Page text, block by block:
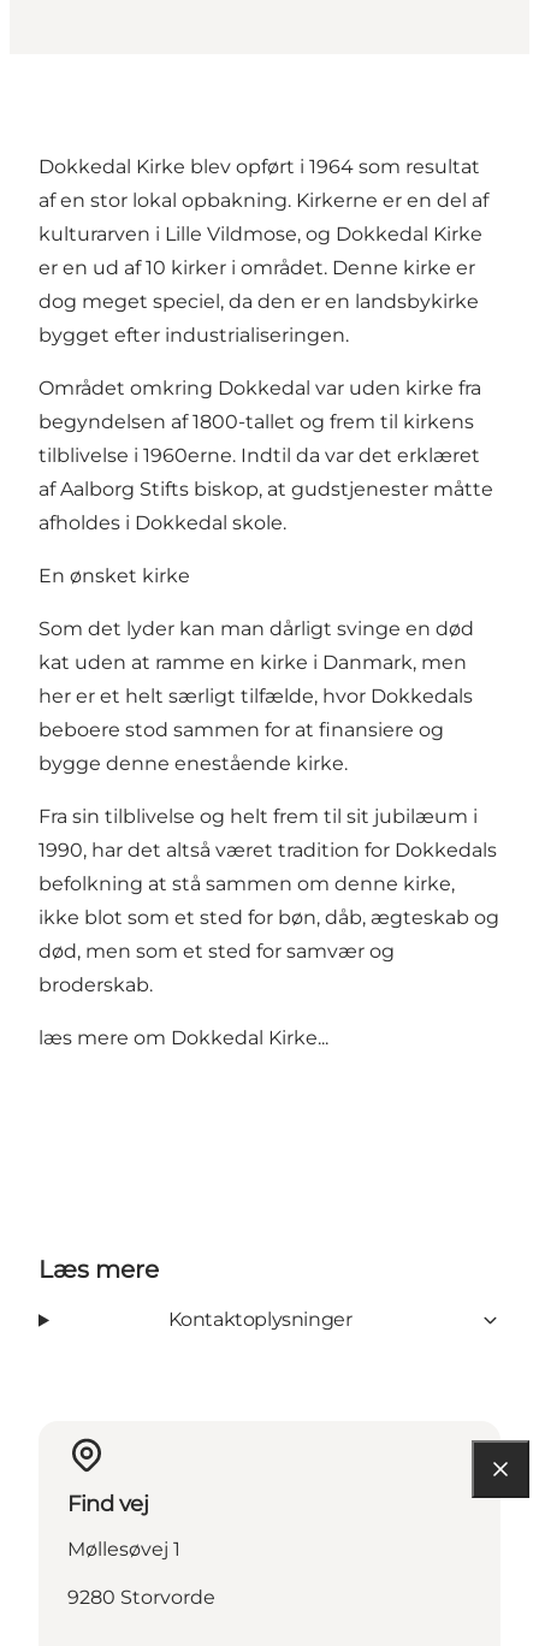
Dokkedal Kirke blev opført i 1964 som resultat
af en stor lokal opbakning. Kirkerne er en del af
kulturarven i Lille Vildmose, og Dokkedal Kirke
er en ud af 10 kirker i området. Denne kirke er
dog meget speciel, da den er en landsbykirke
bygget efter industrialiseringen.
Området omkring Dokkedal var uden kirke fra
begyndelsen af 1800-tallet og frem til kirkens
tilblivelse i 1960erne. Indtil da var det erklæret
af Aalborg Stifts biskop, at gudstjenester måtte
afholdes i Dokkedal skole.
En ønsket kirke
Som det lyder kan man dårligt svinge en død
kat uden at ramme en kirke i Danmark, men
her er et helt særligt tilfælde, hvor Dokkedals
beboere stod sammen for at finansiere og
bygge denne enestående kirke.
Fra sin tilblivelse og helt frem til sit jubilæum i
1990, har det altså været tradition for Dokkedals
befolkning at stå sammen om denne kirke,
ikke blot som et sted for bøn, dåb, ægteskab og
død, men som et sted for samvær og
broderskab.
læs mere om Dokkedal Kirke...
Læs mere
Kontaktoplysninger
Find vej
Møllesøvej 1
9280 Storvorde